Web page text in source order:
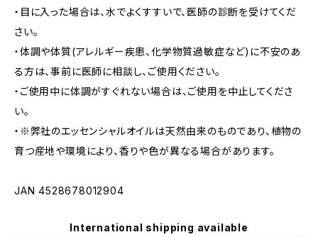
・目に入った場合は、水でよくすすいで、医師の診断を受けてくだ
さい。
・体調や体質(アレルギー疾患、化学物質過敏症など)に不安のあ
る方は、事前に医師に相談し、ご使用ください。
・ご使用中に体調がすぐれない場合は、ご使用を中止してくださ
い。
・※弊社のエッセンシャルオイルは天然由来のものであり、植物の
育つ産地や環境により、香りや色が異なる場合があります。
JAN 4528678012904
International shipping available